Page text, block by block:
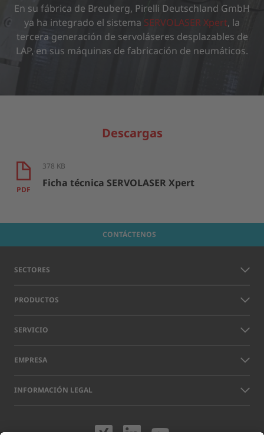
este vídeo.
MÁS INFORMACIÓN ACEPTAR
En su fábrica de Breuberg, Pirelli Deutschland GmbH
ya ha integrado el sistema SERVOLASER Xpert, la
tercera generación de servoláseres desplazables de
LAP, en sus máquinas de fabricación de neumáticos.
Descargas
PDF
378 KB
Ficha técnica SERVOLASER Xpert
CONTÁCTENOS
SECTORES
PRODUCTOS
SERVICIO
EMPRESA
INFORMACIÓN LEGAL